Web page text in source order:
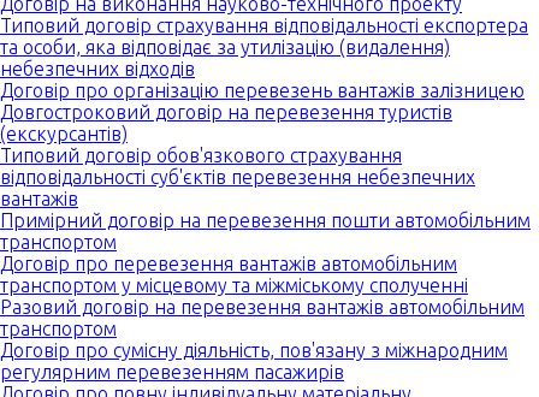
Типовий договір страхування відповідальності експортера
та особи, яка відповідає за утилізацію (видалення)
небезпечних відходів
Договір про організацію перевезень вантажів залізницею
Довгостроковий договір на перевезення туристів
(екскурсантів)
Типовий договір обов'язкового страхування
відповідальності суб'єктів перевезення небезпечних
вантажів
Примірний договір на перевезення пошти автомобільним
транспортом
Договір про перевезення вантажів автомобільним
транспортом у місцевому та міжміському сполученні
Разовий договір на перевезення вантажів автомобільним
транспортом
Договір про сумісну діяльність, пов'язану з міжнародним
регулярним перевезенням пасажирів